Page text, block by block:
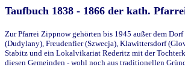
Taufbuch 1838 - 1866 der kath.
Zur Pfarrei Zippnow gehörten bis 1945 außer dem
(Dudylany), Freudenfier (Szwecja), Klawittersdorf
Stabitz und ein Lokalvikariat Rederitz mit der
diesen Gemeinden - wohl noch aus traditionellen